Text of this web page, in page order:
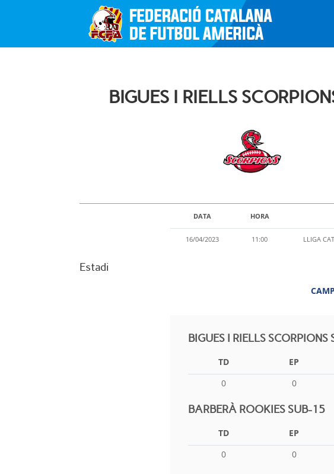
BIGUES I RIELLS
DATA HORA
16/04/2023 11:00 LLIGA
Estadi
BIGUES I RIELLS SCORPIONS
TD EP
0
0
BARBERÀ ROOKIES SUB-15
TD EP
0
0